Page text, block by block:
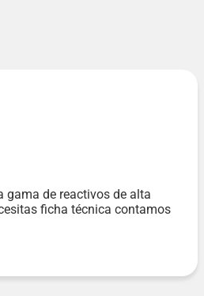
gama de reactivos de alta
ficha técnica contamos